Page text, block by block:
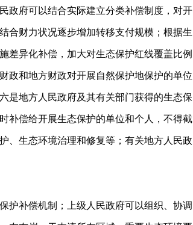
政府可以结合实际建立分类补偿制度，对开
合财力状况逐步增加转移支付规模；根据生
差异化补偿，加大对生态保护红线覆盖比例
政和地方财政对开展自然保护地保护的单位
是地方人民政府及其有关部门获得的生态保
补偿给开展生态保护的单位和个人，不得截
、生态环境治理和修复等；有关地方人民政
护补偿机制；上级人民政府可以组织、协调